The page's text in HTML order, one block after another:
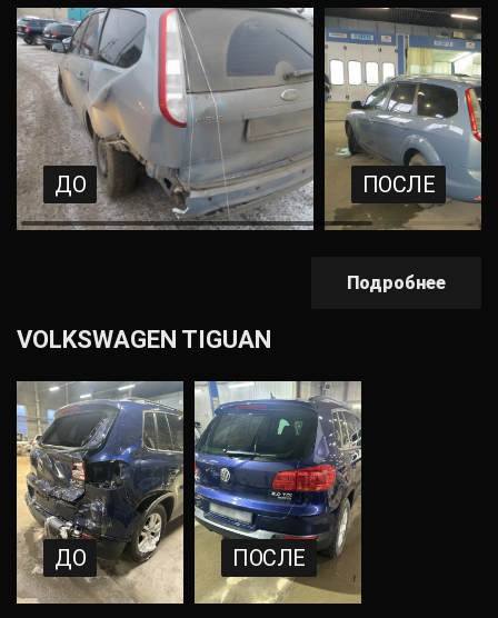
ДО ПОСЛЕ
Подробнее
VOLKSWAGEN TIGUAN
ДО ПОСЛЕ